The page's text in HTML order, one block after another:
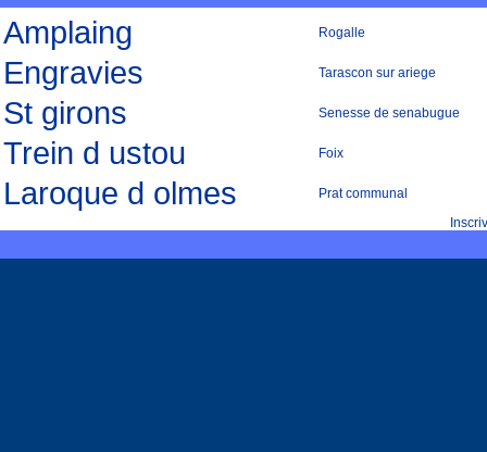
Amplaing Rogalle
Engravies Tarascon sur ariege
St girons Senesse de senabugue
Trein d ustou Foix
Laroque d olmes
Prat communal